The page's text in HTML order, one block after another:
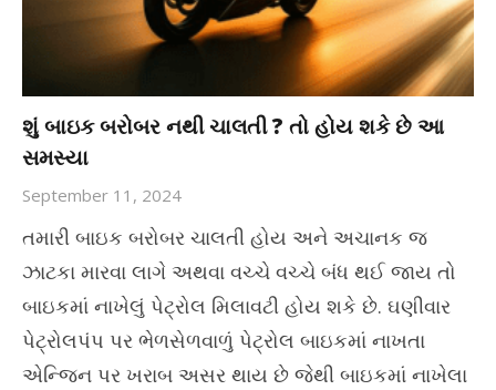
શું બાઇક બરોબર નથી ચાલતી ? તો હોય શકે છે આ
સમસ્યા
September 11, 2024
તમારી બાઇક બરોબર ચાલતી હોય અને અચાનક જ
ઝાટકા મારવા લાગે અથવા વચ્ચે વચ્ચે બંધ થઈ જાય તો
બાઇકમાં નાખેલું પેટ્રોલ મિલાવટી હોય શકે છે. ઘણીવાર
પેટ્રોલપંપ પર ભેળસેળવાળું પેટ્રોલ બાઇકમાં નાખતા
એન્જિન પર ખરાબ અસર થાય છે જેથી બાઇકમાં નાખેલા